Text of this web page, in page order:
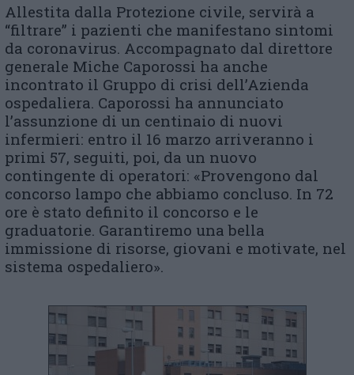
Allestita dalla Protezione civile, servirà a
“filtrare” i pazienti che manifestano sintomi
da coronavirus. Accompagnato dal direttore
generale Miche Caporossi ha anche
incontrato il Gruppo di crisi dell’Azienda
ospedaliera. Caporossi ha annunciato
l’assunzione di un centinaio di nuovi
infermieri: entro il 16 marzo arriveranno i
primi 57, seguiti, poi, da un nuovo
contingente di operatori: «Provengono dal
concorso lampo che abbiamo concluso. In 72
ore è stato definito il concorso e le
graduatorie. Garantiremo una bella
immissione di risorse, giovani e motivate, nel
sistema ospedaliero».